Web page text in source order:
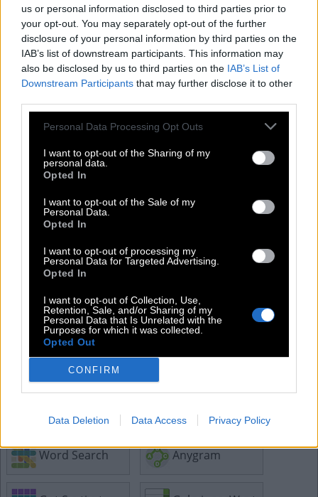
us or personal information disclosed to third parties prior to
your opt-out. You may separately opt-out of the further
disclosure of your personal information by third parties on the
IAB’s list of downstream participants. This information may
also be disclosed by us to third parties on the IAB’s List of
Downstream Participants that may further disclose it to other
Personal Data Processing Opt Outs
I want to opt-out of the Sharing of my
personal data.
Opted In
I want to opt-out of the Sale of my
Personal Data.
Opted In
I want to opt-out of processing my
Personal Data for Targeted Advertising.
Opted In
I want to opt-out of Collection, Use,
Retention, Sale, and/or Sharing of my
Personal Data that Is Unrelated with the
Purposes for which it was collected.
Opted Out
CONFIRM
Data Deletion Data Access Privacy Policy
Sudoku Juni 1 2026
4 6 8 9 2 7 3 1
5
3
5 7 1 4 6 8 2
9
9
1 2 8 3 5 4 7
6
6
8 4 5 7 9 1
2
7
5
4 9 7 1 8 2
8
Weitere Rätselantworten:
Kreuzworträtsel Mini
Passwort
Word Search Anygram